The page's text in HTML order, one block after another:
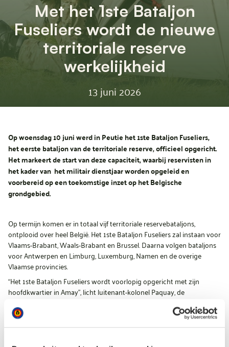
Met het 1ste Bataljon
Fuseliers wordt de nieuwe
territoriale reserve
werkelijkheid
13 juni 2026
Op woensdag 10 juni werd in Peutie het 1ste Bataljon Fuseliers,
het eerste bataljon van de territoriale reserve, officieel opgericht.
Het markeert de start van deze capaciteit, waarbij reservisten in
het kader van het militair dienstjaar worden opgeleid en
voorbereid op een toekomstige inzet op het Belgische
grondgebied.
Op termijn komen er in totaal vijf territoriale reservebataljons,
ontplooid over heel België. Het 1ste Bataljon Fuseliers zal instaan voor
Vlaams-Brabant, Waals-Brabant en Brussel. Daarna volgen bataljons
voor Antwerpen en Limburg, Luxemburg, Namen en de overige
Vlaamse provincies.
“Het 1ste Bataljon Fuseliers wordt voorlopig opgericht met zijn
hoofdkwartier in Amay”, licht luitenant-kolonel Paquay, de
gestationeerd in Peutie, Berlaar en Amay. Deze locaties liggen langs
een strategische as die Antwerpen, Brussel en Luik verbindt, in lijn